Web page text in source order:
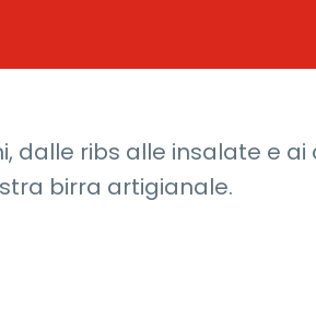
dalle ribs alle insalate e
birra artigianale.